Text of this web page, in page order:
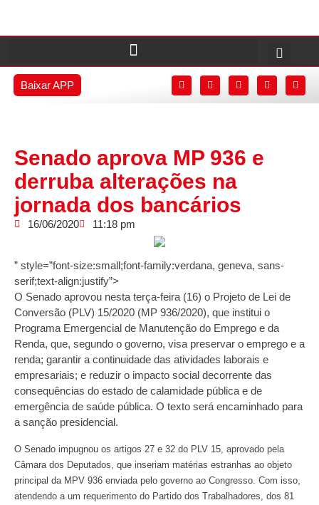
Baixar APP
Senado aprova MP 936 e
derruba alterações na
jornada dos bancários
16/06/2020 11:18 pm
” style=”font-size:small;font-family:verdana, geneva, sans-
serif;text-align:justify”>
O Senado aprovou nesta terça-feira (16) o Projeto de Lei de
Conversão (PLV) 15/2020 (MP 936/2020), que institui o
Programa Emergencial de Manutenção do Emprego e da
Renda, que, segundo o governo, visa preservar o emprego e a
renda; garantir a continuidade das atividades laborais e
empresariais; e reduzir o impacto social decorrente das
consequências do estado de calamidade pública e de
emergência de saúde pública. O texto será encaminhado para
a sanção presidencial.
O Senado impugnou os artigos 27 e 32 do PLV 15, aprovado pela
Câmara dos Deputados, que inseriam matérias estranhas ao objeto
principal da MPV 936 enviada pelo governo ao Congresso. Com isso,
atendendo a um requerimento do Partido dos Trabalhadores, dos 81